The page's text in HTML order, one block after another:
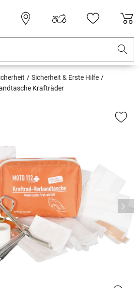
Sicherheit & Erste Hilfe
Krafträder